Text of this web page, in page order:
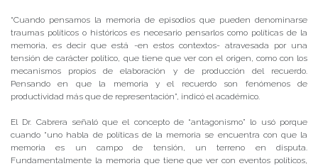
“Cuando pensamos la memoria de episodios que pueden denominarse
traumas políticos o históricos es necesario pensarlos como políticas de la
memoria, es decir que está -en estos contextos- atravesada por una
tensión de carácter político, que tiene que ver con el origen, como con los
mecanismos propios de elaboración y de producción del recuerdo.
Pensando en que la memoria y el recuerdo son fenómenos de
productividad más que de representación”, indicó el académico.
El Dr. Cabrera señaló que el concepto de “antagonismo” lo usó porque
cuando “uno habla de políticas de la memoria se encuentra con que la
memoria es un campo de tensión, un terreno en disputa.
Fundamentalmente la memoria que tiene que ver con eventos políticos,